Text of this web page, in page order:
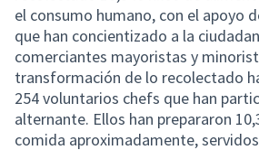
el consumo humano, con el apoyo
que han concientizado a la
comerciantes mayoristas y
transformación de lo recolectado
254 voluntarios chefs que han
alternante. Ellos han prepararon
comida aproximadamente,